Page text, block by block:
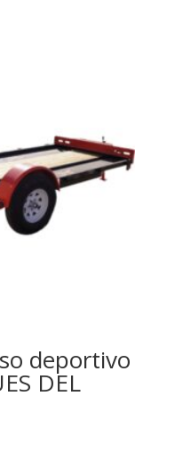
deportivo
DEL